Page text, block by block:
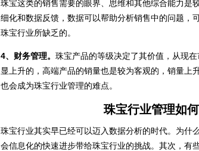
珠宝这类的销售需要的眼界、思维和其他综合能力是
细化和数据反馈，数据可以帮助分析销售中的问题，
珠宝行业所缺乏的。
4、财务管理。 珠宝产品的等级决定了其价值，从现
显上升的，高端产品的销量也是较为客观的，销量上
也会成为珠宝行业管理的难点。
珠宝行业管理如
珠宝行业其实早已经可以迈入数据分析的时代。为什
会信息化的快速进步带给珠宝行业的挑战。其次，有